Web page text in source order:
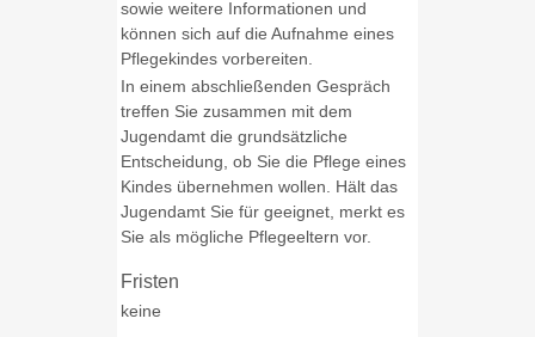
sowie weitere Informationen und
können sich auf die Aufnahme eines
Pflegekindes vorbereiten.
In einem abschließenden Gespräch
treffen Sie zusammen mit dem
Jugendamt die grundsätzliche
Entscheidung, ob Sie die Pflege eines
Kindes übernehmen wollen. Hält das
Jugendamt Sie für geeignet, merkt es
Sie als mögliche Pflegeeltern vor.
Fristen
keine